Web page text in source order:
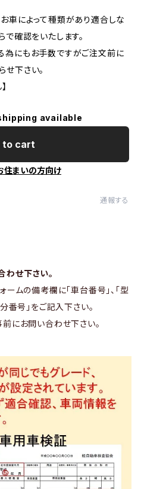
車によって種類があり適合しな
で確認をいたします。
為にもお手数ですがご注文前に
下さい。
available
to cart
住まいの方向け
通報する
せ下さい。
ームの備考欄に「車台番号」、「型
番号」をご記入下さい。
前にお問い合わせ下さい。